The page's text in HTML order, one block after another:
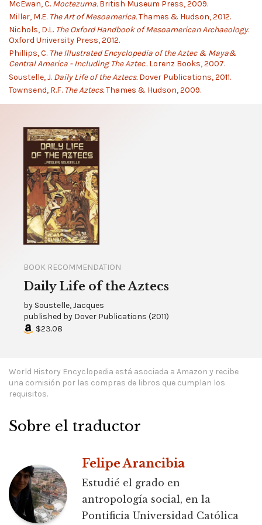
McEwan, C. Moctezuma.British Museum Press, 2009.
Miller, M.E. The Art of Mesoamerica.Thames & Hudson, 2012.
Nichols, D.L. The Oxford Handbook of Mesoamerican Archaeology.
Oxford University Press, 2012.
Phillips, C. The Illustrated Encyclopedia of the Aztec & Maya&
Central America - Including The Aztec..Lorenz Books, 2007.
Soustelle, J. Daily Life of the Aztecs.Dover Publications, 2011.
Townsend, R.F. The Aztecs.Thames & Hudson, 2009.
BOOK RECOMMENDATION
Daily Life of the Aztecs
by Soustelle, Jacques
published by Dover Publications (2011)
$23.08
World History Encyclopedia está asociada a Amazon y recibe
una comisión por las compras de libros que cumplan los
requisitos.
Sobre el traductor
Felipe Arancibia
Estudié el grado en
antropología social, en la
Pontificia Universidad Católica